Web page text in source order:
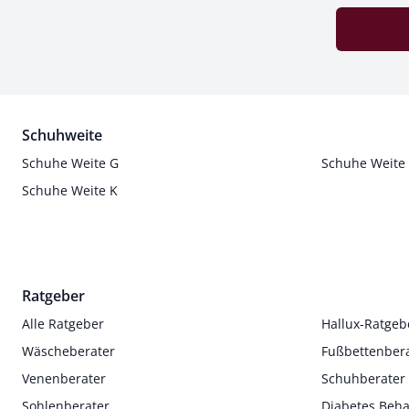
Schuhweite
Schuhe Weite G
Schuhe Weite
Schuhe Weite K
Ratgeber
Alle Ratgeber
Hallux-
Wäscheberater
Venenberater
Schuhberater
Sohlenberater
Diabetes